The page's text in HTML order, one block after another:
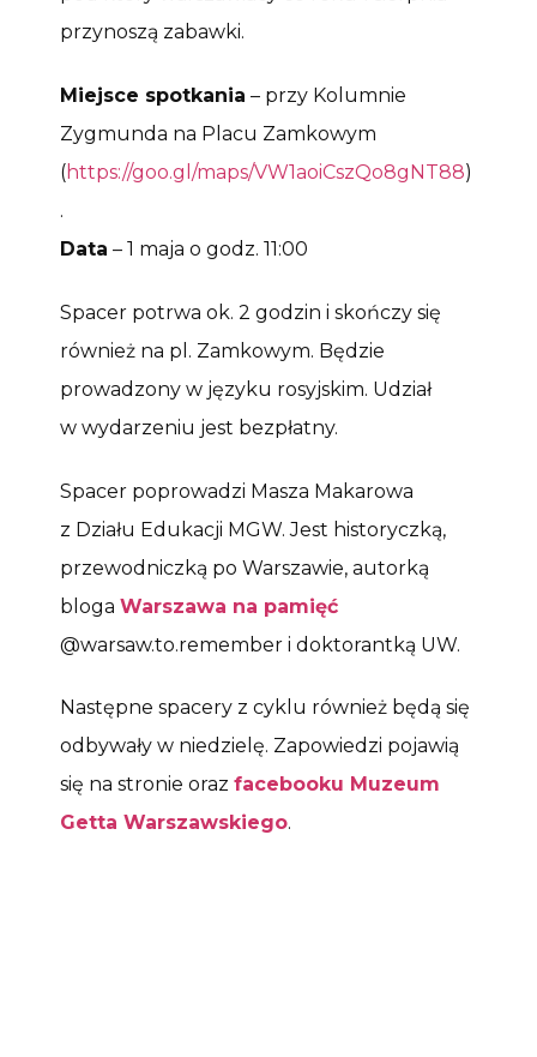
przynoszą zabawki.
Miejsce spotkania – przy Kolumnie
Zygmunda na Placu Zamkowym
(https://goo.gl/maps/VW1aoiCszQo8gNT88)
.
Data – 1 maja o godz. 11:00
Spacer potrwa ok. 2 godzin i skończy się
również na pl. Zamkowym. Będzie
prowadzony w języku rosyjskim. Udział
w wydarzeniu jest bezpłatny.
Spacer poprowadzi Masza Makarowa
z Działu Edukacji MGW. Jest historyczką,
przewodniczką po Warszawie, autorką
bloga Warszawa na pamięć
@warsaw.to.remember i doktorantką UW.
Następne spacery z cyklu również będą się
odbywały w niedzielę. Zapowiedzi pojawią
się na stronie oraz facebooku Muzeum
Getta Warszawskiego.